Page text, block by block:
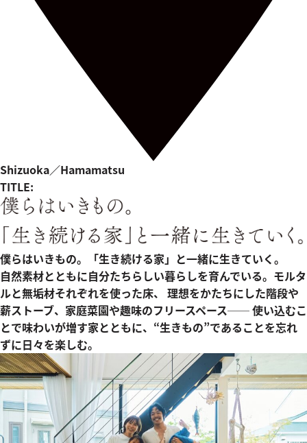
Shizuoka／Hamamatsu
TITLE:
僕らはいきもの。「生き続ける家」と一緒に生きていく。
自然素材とともに自分たちらしい暮らしを育んでいる。モルタ
ルと無垢材それぞれを使った床、 理想をかたちにした階段や
薪ストーブ、家庭菜園や趣味のフリースペース── 使い込むこ
とで味わいが増す家とともに、“生きもの”であることを忘れ
ずに日々を楽しむ。